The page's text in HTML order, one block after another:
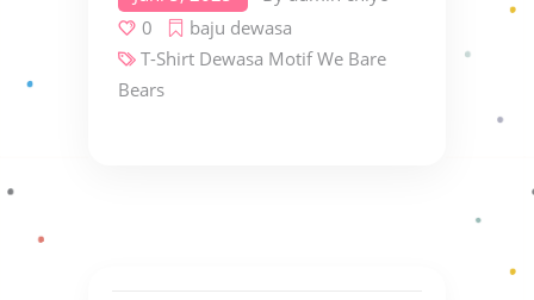
0
baju dewasa
T-Shirt Dewasa Motif We Bare
Bears